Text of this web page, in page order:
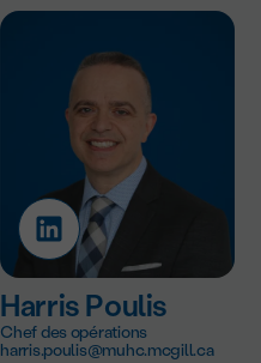
Harris Poulis
Chef des opérations
harris.poulis@muhc.mcgill.ca